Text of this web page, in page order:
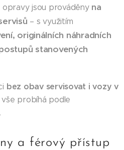
jsou prováděny na
– s využitím
originálních náhradních
stanovených
bez obav servisovat i vozy v
probíhá podle
a férový přístup